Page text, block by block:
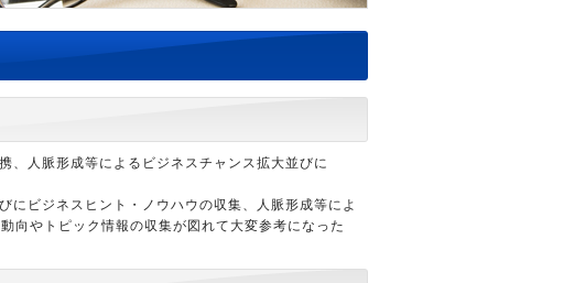
、人脈形成等によるビジネスチャンス拡大並びに
にビジネスヒント・ノウハウの収集、人脈形成等によ
向やトピック情報の収集が図れて大変参考になった